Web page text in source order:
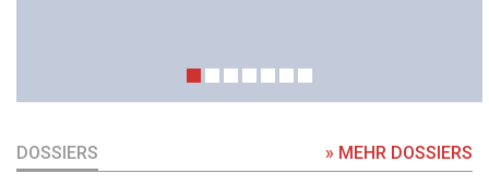
DOSSIERS » MEHR DOSSIERS